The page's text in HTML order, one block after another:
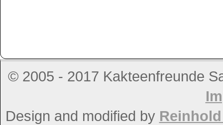
© 2005 - 2017 Kakteenfreunde
Design and modified by